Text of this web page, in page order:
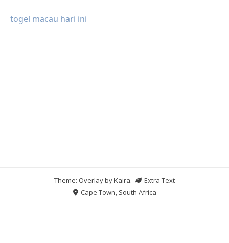
togel macau hari ini
Theme: Overlay byKaira.
Extra Text
Cape Town, South Africa